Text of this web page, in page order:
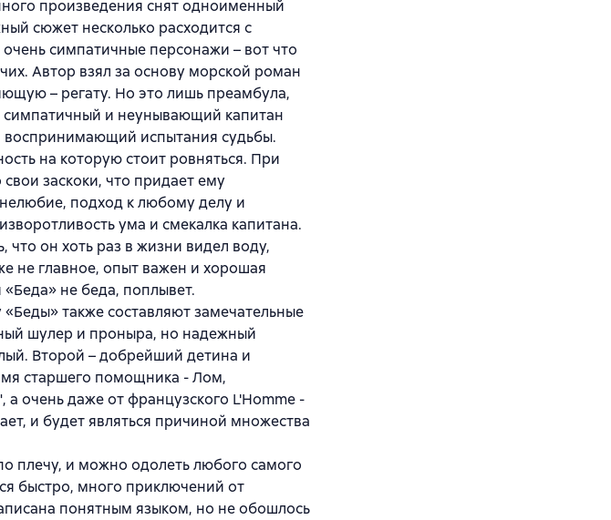
произведения снят одноименный
сюжет несколько расходится с
симпатичные персонажи – вот что
Автор взял за основу морской роман
– регату. Но это лишь преамбула,
симпатичный и неунывающий капитан
испытания судьбы.
на которую стоит ровняться. При
заскоки, что придает ему
подход к любому делу и
ума и смекалка капитана.
он хоть раз в жизни видел воду,
не главное, опыт важен и хорошая
«Беда» не беда, поплывет.
также составляют замечательные
шулер и проныра, но надежный
Второй – добрейший детина и
старшего помощника - Лом,
а очень даже от французского L'Homme -
и будет являться причиной множества
плечу, и можно одолеть любого самого
быстро, много приключений от
понятным языком, но не обошлось